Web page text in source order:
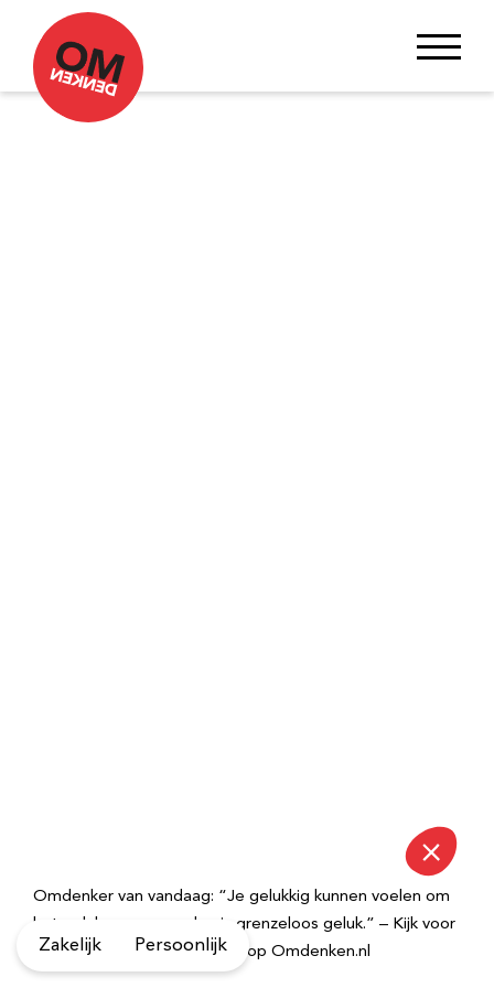
Omdenker van vandaag: “Je gelukkig kunnen voelen om
het geluk van een ander, is grenzeloos geluk.” – Kijk voor
meer inspirerende spreuken op Omdenken.nl
Zakelijk Persoonlijk